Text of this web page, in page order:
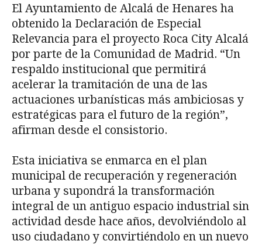
El Ayuntamiento de Alcalá de Henares ha
obtenido la Declaración de Especial
Relevancia para el proyecto Roca City Alcalá
por parte de la Comunidad de Madrid. “Un
respaldo institucional que permitirá
acelerar la tramitación de una de las
actuaciones urbanísticas más ambiciosas y
estratégicas para el futuro de la región”,
afirman desde el consistorio.
Esta iniciativa se enmarca en el plan
municipal de recuperación y regeneración
urbana y supondrá la transformación
integral de un antiguo espacio industrial sin
actividad desde hace años, devolviéndolo al
uso ciudadano y convirtiéndolo en un nuevo